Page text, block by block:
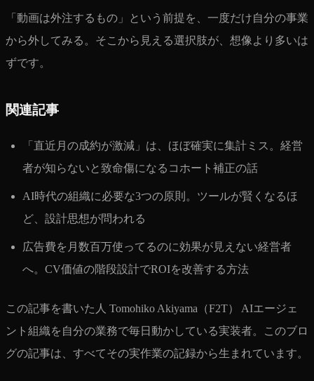
「動画は外注するもの」という前提を、一度だけ自分の事業
から外してみる。そこから見える選択肢が、想像より多いは
ずです。
関連記事
「直近月の成約が激減」は、ほぼ確実に集計ミス。経営
者が知らないと致命傷になるコホート補正の話
AI時代の組織に必要な3つの原則。ツールが賢くなるほ
ど、設計思想が問われる
広告費を月数百万使ってるのに効果が見えない経営者
へ。CV価値の階段設計でROIを改善する方法
この記事を書いた人 Tomohiko Akiyama（F2T） AIエージェ
ント組織を自分の業務で毎日動かしている実装者。このブロ
グの記事は、すべてその実作業の記録から生まれています。